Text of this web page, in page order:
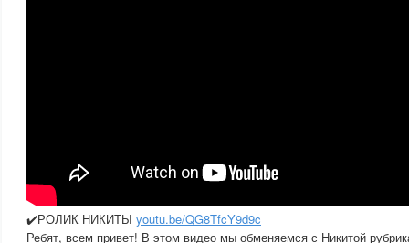
✔️РОЛИК НИКИТЫ youtu.be/QG8TfcY9d9c
Ребят, всем привет! В этом видео мы обменяемся с Никитой